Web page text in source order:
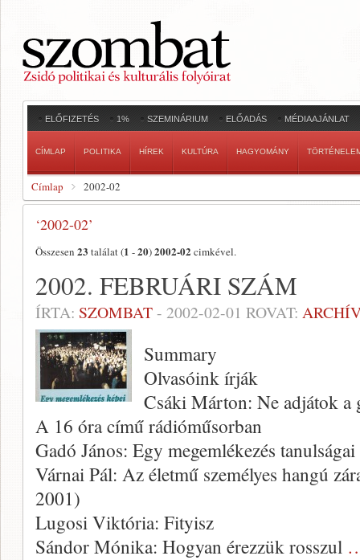
ELŐFIZETÉS 1% SZEMINÁRIUM ELŐADÁS MÉDIAAJÁNLAT
CÍMLAP POLITIKA HÍREK KULTÚRA HAGYOMÁNY
Címlap 2002-02
‘2002-02’
Összesen 23 találat (1 -20)2002-02 cimkével.
2002. FEBRUÁRI SZÁM
ÍRTA: SZOMBAT- 2002-02-01 ROVAT:
Summary
Olvasóink írják
Csáki Márton: Ne adjátok
A 16 óra című rádióműsorban
Gadó János: Egy megemlékezés tanulságai
Várnai Pál: Az életmű személyes hangú
2001)
Lugosi Viktória: Fityisz
Sándor Mónika: Hogyan érezzük rosszul